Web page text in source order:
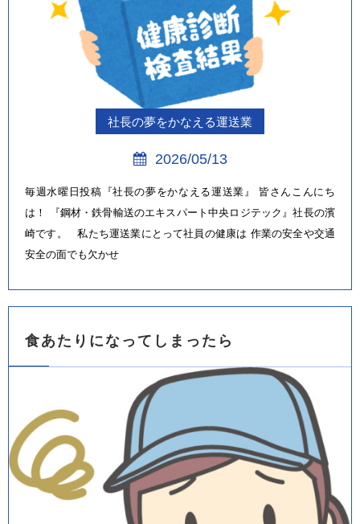
社長の夢をかなえる運送業
2026/05/13
毎週水曜日投稿『社長の夢をかなえる運送業』 皆さんこんにち
は！ 『鋼材・鉄骨輸送のエキスパート中央ロジテック』社長の濱
崎です。 私たち運送業にとって社員の健康は 作業の安全や交通
安全の面でも欠かせ
食あたりになってしまったら